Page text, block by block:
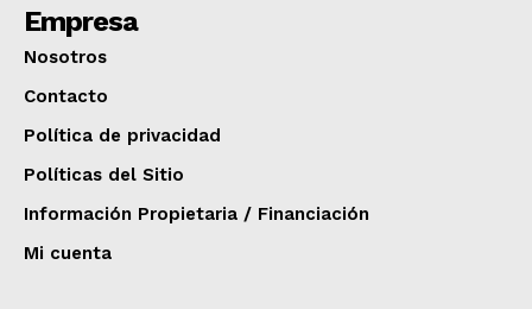
Empresa
Nosotros
Contacto
Política de privacidad
Políticas del Sitio
Información Propietaria / Financiación
Mi cuenta